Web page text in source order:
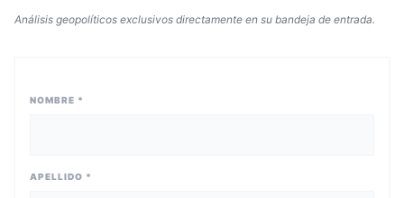
Análisis geopolíticos exclusivos directamente en su bandeja de entrada.
NOMBRE *
APELLIDO *